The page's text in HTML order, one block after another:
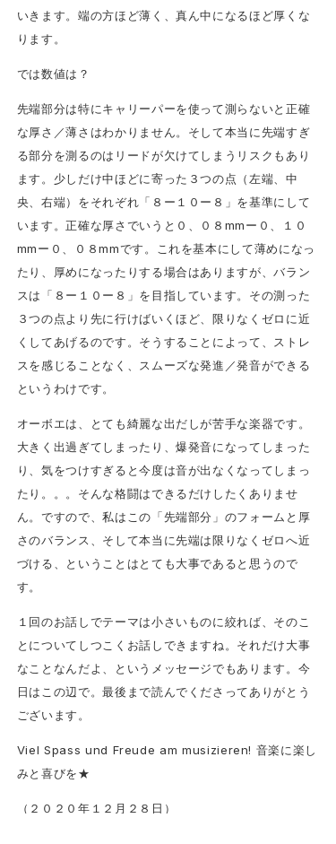
いきます。端の方ほど薄く、真ん中になるほど厚くな
ります。
では数値は？
先端部分は特にキャリーパーを使って測らないと正確
な厚さ／薄さはわかりません。そして本当に先端すぎ
る部分を測るのはリードが欠けてしまうリスクもあり
ます。少しだけ中ほどに寄った３つの点（左端、中
央、右端）をそれぞれ「８ー１０ー８」を基準にして
います。正確な厚さでいうと０、０８mmー０、１０
mmー０、０８mmです。これを基本にして薄めになっ
たり、厚めになったりする場合はありますが、バラン
スは「８ー１０ー８」を目指しています。その測った
３つの点より先に行けばいくほど、限りなくゼロに近
くしてあげるのです。そうすることによって、ストレ
スを感じることなく、スムーズな発進／発音ができる
というわけです。
オーボエは、とても綺麗な出だしが苦手な楽器です。
大きく出過ぎてしまったり、爆発音になってしまった
り、気をつけすぎると今度は音が出なくなってしまっ
たり。。。そんな格闘はできるだけしたくありませ
ん。ですので、私はこの「先端部分」のフォームと厚
さのバランス、そして本当に先端は限りなくゼロへ近
づける、ということはとても大事であると思うので
す。
１回のお話しでテーマは小さいものに絞れば、そのこ
とについてしつこくお話しできますね。それだけ大事
なことなんだよ、というメッセージでもあります。今
日はこの辺で。最後まで読んでくださってありがとう
ございます。
Viel Spass und Freude am musizieren! 音楽に楽し
みと喜びを★
（２０２０年１２月２８日）